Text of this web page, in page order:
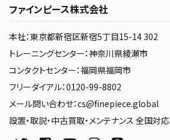
ファインピース株式会社
本社：東京都新宿区新宿5丁目15-14 302
トレーニングセンター：神奈川県綾瀬市
コンタクトセンター：福岡県福岡市
フリーダイアル：0120-99-8802
メール問い合わせ：cs@finepiece.global
設置・取説・中古買取・メンテナンス 全国対応